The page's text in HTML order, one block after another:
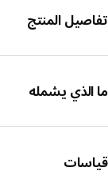
المنتج
يشمله